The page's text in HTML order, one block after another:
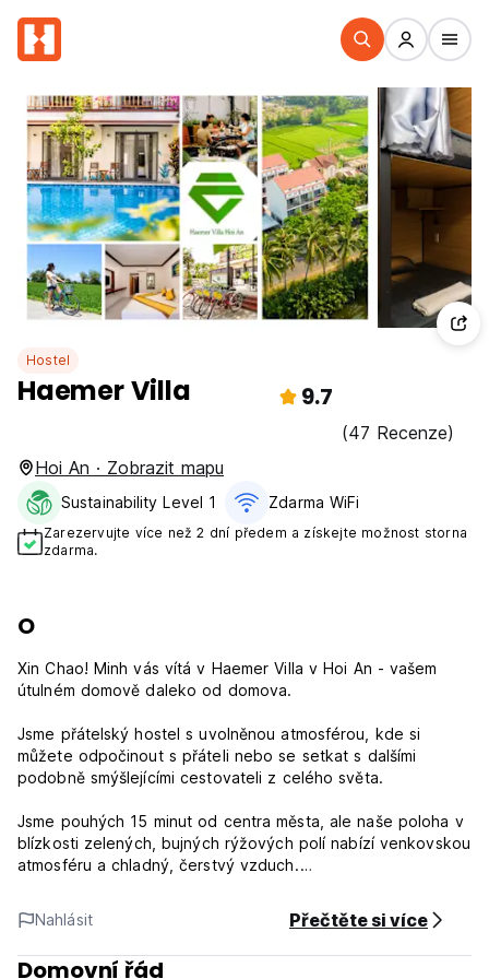
Hostel
Haemer Villa 9.7
(47 Recenze)
Hoi An · Zobrazit mapu
Sustainability Level 1 Zdarma WiFi
Zarezervujte více než 2 dní předem a získejte možnost storna
zdarma.
O
Xin Chao! Minh vás vítá v Haemer Villa v Hoi An - vašem
útulném domově daleko od domova.
Jsme přátelský hostel s uvolněnou atmosférou, kde si
můžete odpočinout s přáteli nebo se setkat s dalšími
podobně smýšlejícími cestovateli z celého světa.
Jsme pouhých 15 minut od centra města, ale naše poloha v
blízkosti zelených, bujných rýžových polí nabízí venkovskou
atmosféru a chladný, čerstvý vzduch.
Haemer Villa nabízí sdílené pokoje (6 osob/pokoj). S velmi
pohodlnými postelemi, bezpečnými skříňkami, klimatizací a
moderními koupelnami s teplou vodou. Ve všech pokojích a
dalších prostorách hostelu je k dispozici bezplatné Wi-Fi.
Nahlásit Přečtěte si více
Domovní řád